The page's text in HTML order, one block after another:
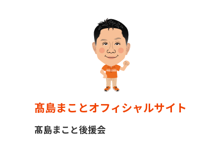
髙島まことオフィシャルサイト
髙島まこと後援会